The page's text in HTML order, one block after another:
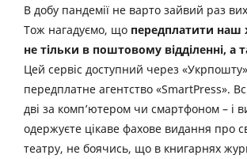
В добу пандемії не варто зайвий раз
Тож нагадуємо, що передплатити
не тільки в поштовому відділенні, а
Цей сервіс доступний через
передплатне агентство «SmartPress».
дві за комп’ютером чи смартфоном – і
одержуєте цікаве фахове видання про
театру, не боячись, що в книгарнях